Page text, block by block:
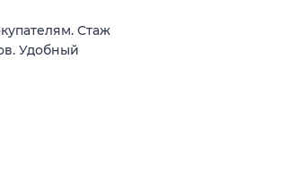
Стаж
Удобный